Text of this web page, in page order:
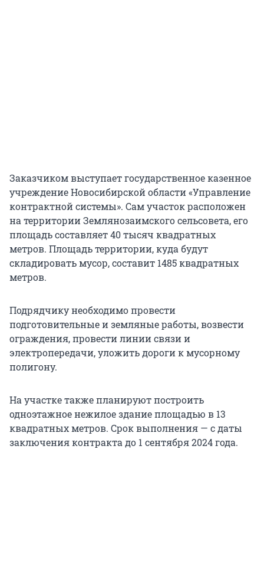
Заказчиком выступает государственное казенное
учреждение Новосибирской области «Управление
контрактной системы». Сам участок расположен
на территории Землянозаимского сельсовета, его
площадь составляет 40 тысяч квадратных
метров. Площадь территории, куда будут
складировать мусор, составит 1485 квадратных
метров.
Подрядчику необходимо провести
подготовительные и земляные работы, возвести
ограждения, провести линии связи и
электропередачи, уложить дороги к мусорному
полигону.
На участке также планируют построить
одноэтажное нежилое здание площадью в 13
квадратных метров. Срок выполнения — с даты
заключения контракта до 1 сентября 2024 года.